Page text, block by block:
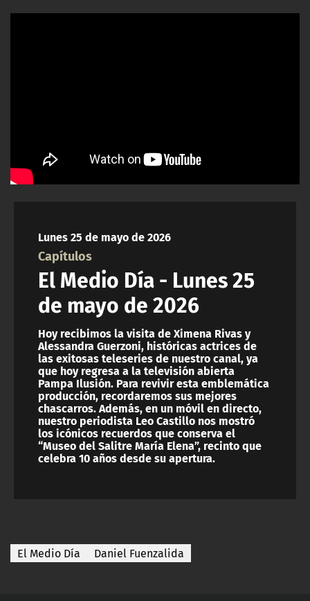
NTV
ÁREA DE PROYECTOS
Lunes 25 de mayo de 2026
Capítulos
El Medio Día - Lunes 25
de mayo de 2026
Hoy recibimos la visita de Ximena Rivas y
Alessandra Guerzoni, históricas actrices de
las exitosas teleseries de nuestro canal, ya
que hoy regresa a la televisión abierta
Pampa Ilusión. Para revivir esta emblemática
producción, recordaremos sus mejores
chascarros. Además, en un móvil en directo,
nuestro periodista Leo Castillo nos mostró
los icónicos recuerdos que conserva el
“Museo del Salitre María Elena”, recinto que
celebra 10 años desde su apertura.
El Medio Día Daniel Fuenzalida